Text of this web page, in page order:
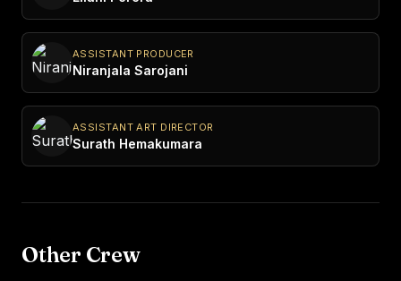
ASSISTANT PRODUCER
Niranjala Sarojani
ASSISTANT ART DIRECTOR
Surath Hemakumara
Other Crew